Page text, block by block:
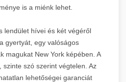
is a miénk lehet.
lendület hívei és két végéről
gyertyát, egy valóságos
magukat New York képében. A
szinte szó szerint végtelen. Az
lehetőségei garanciát